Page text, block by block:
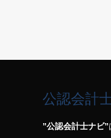
公認会計
”公認会計士ナビ”